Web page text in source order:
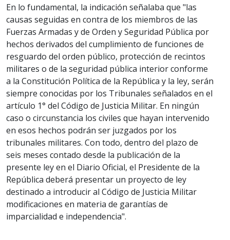
En lo fundamental, la indicación señalaba que "las
causas seguidas en contra de los miembros de las
Fuerzas Armadas y de Orden y Seguridad Pública por
hechos derivados del cumplimiento de funciones de
resguardo del orden público, protección de recintos
militares o de la seguridad pública interior conforme
a la Constitución Política de la República y la ley, serán
siempre conocidas por los Tribunales señalados en el
artículo 1° del Código de Justicia Militar. En ningún
caso o circunstancia los civiles que hayan intervenido
en esos hechos podrán ser juzgados por los
tribunales militares. Con todo, dentro del plazo de
seis meses contado desde la publicación de la
presente ley en el Diario Oficial, el Presidente de la
República deberá presentar un proyecto de ley
destinado a introducir al Código de Justicia Militar
modificaciones en materia de garantías de
imparcialidad e independencia".